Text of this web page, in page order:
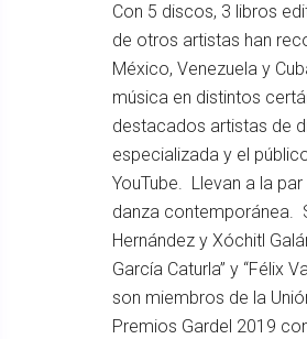
Con 5 discos, 3 libros
de otros artistas han
México, Venezuela y
música en distintos
destacados artistas de
especializada y el
YouTube. Llevan a la
danza contemporánea.
Hernández y Xóchitl
García Caturla” y “Félix
son miembros de la
Premios Gardel 2019